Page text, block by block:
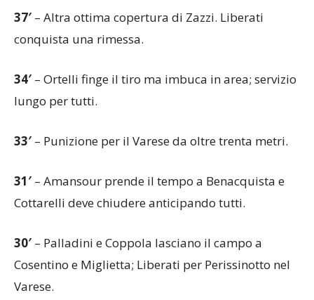
37′ – Altra ottima copertura di Zazzi. Liberati
conquista una rimessa.
34′ – Ortelli finge il tiro ma imbuca in area; servizio
lungo per tutti.
33′ – Punizione per il Varese da oltre trenta metri.
31′ – Amansour prende il tempo a Benacquista e
Cottarelli deve chiudere anticipando tutti.
30′ – Palladini e Coppola lasciano il campo a
Cosentino e Miglietta; Liberati per Perissinotto nel
Varese.